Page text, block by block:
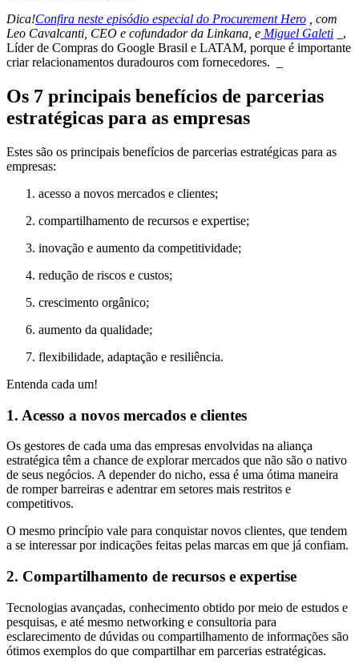
Dica!Confira neste episódio especial do Procurement Hero
, com
Leo Cavalcanti, CEO e cofundador da Linkana, e Miguel Galeti _,
Líder de Compras do Google Brasil e LATAM, porque é importante
criar relacionamentos duradouros com fornecedores. _
Os 7 principais benefícios de parcerias
estratégicas para as empresas
Estes são os principais benefícios de parcerias estratégicas para as
empresas:
acesso a novos mercados e clientes;
compartilhamento de recursos e expertise;
inovação e aumento da competitividade;
redução de riscos e custos;
crescimento orgânico;
aumento da qualidade;
flexibilidade, adaptação e resiliência.
Entenda cada um!
1. Acesso a novos mercados e clientes
Os gestores de cada uma das empresas envolvidas na aliança
estratégica têm a chance de explorar mercados que não são o nativo
de seus negócios. A depender do nicho, essa é uma ótima maneira
de romper barreiras e adentrar em setores mais restritos e
competitivos.
O mesmo princípio vale para conquistar novos clientes, que tendem
a se interessar por indicações feitas pelas marcas em que já confiam.
2. Compartilhamento de recursos e expertise
Tecnologias avançadas, conhecimento obtido por meio de estudos e
pesquisas, e até mesmo networking e consultoria para
esclarecimento de dúvidas ou compartilhamento de informações são
ótimos exemplos do que compartilhar em parcerias estratégicas.